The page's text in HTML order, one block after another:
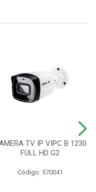
TV IP VIPC B 1230
FULL HD G2
Código: 570041